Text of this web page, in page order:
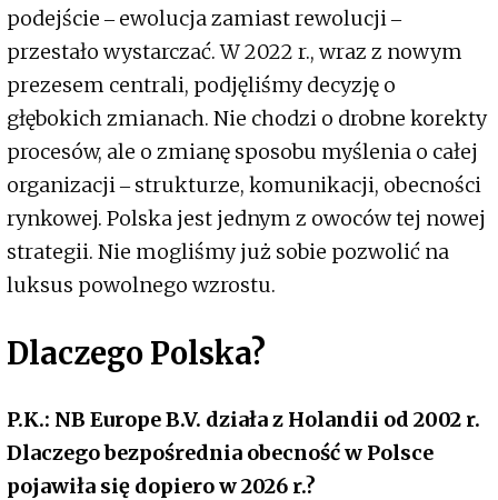
podejście ‒ ewolucja zamiast rewolucji ‒
przestało wystarczać. W 2022 r., wraz z nowym
prezesem centrali, podjęliśmy decyzję o
głębokich zmianach. Nie chodzi o drobne korekty
procesów, ale o zmianę sposobu myślenia o całej
organizacji ‒ strukturze, komunikacji, obecności
rynkowej. Polska jest jednym z owoców tej nowej
strategii. Nie mogliśmy już sobie pozwolić na
luksus powolnego wzrostu.
Dlaczego Polska?
P.K.: NB Europe B.V. działa z Holandii od 2002 r.
Dlaczego bezpośrednia obecność w Polsce
pojawiła się dopiero w 2026 r.?